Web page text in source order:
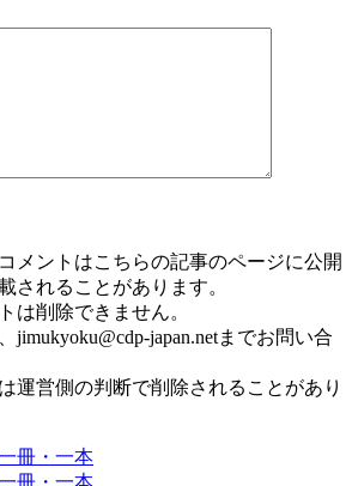
メントはこちらの記事のページに公開
されることがあります。
は削除できません。
jimukyoku@cdp-japan.netまでお問い合
運営側の判断で削除されることがあり
冊・一本
冊・一本